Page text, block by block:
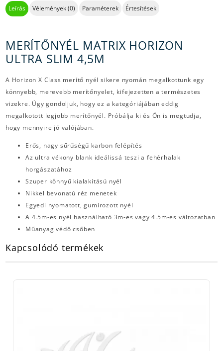
Leírás Vélemények (0) Paraméterek Értesítések
MERÍTŐNYÉL MATRIX HORIZON
ULTRA SLIM 4,5M
A Horizon X Class merítő nyél sikere nyomán megalkottunk egy
könnyebb, merevebb merítőnyelet, kifejezetten a természetes
vizekre. Úgy gondoljuk, hogy ez a kategóriájában eddig
megalkotott legjobb merítőnyél. Próbálja ki és Ön is megtudja,
hogy mennyire jó valójában.
Erős, nagy sűrűségű karbon felépítés
Az ultra vékony blank ideálissá teszi a fehérhalak
horgászatához
Szuper könnyű kialakítású nyél
Nikkel bevonatú réz menetek
Egyedi nyomatott, gumírozott nyél
A 4.5m-es nyél használható 3m-es vagy 4.5m-es változatban
Műanyag védő csőben
Kapcsolódó termékek